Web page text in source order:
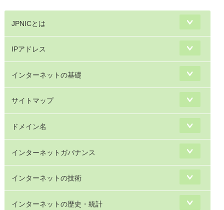
JPNICとは
IPアドレス
インターネットの基礎
サイトマップ
ドメイン名
インターネットガバナンス
インターネットの技術
インターネットの歴史・統計